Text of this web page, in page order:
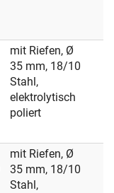
mit Riefen, Ø
35 mm, 18/10
Stahl,
elektrolytisch
poliert
mit Riefen, Ø
35 mm, 18/10
Stahl,